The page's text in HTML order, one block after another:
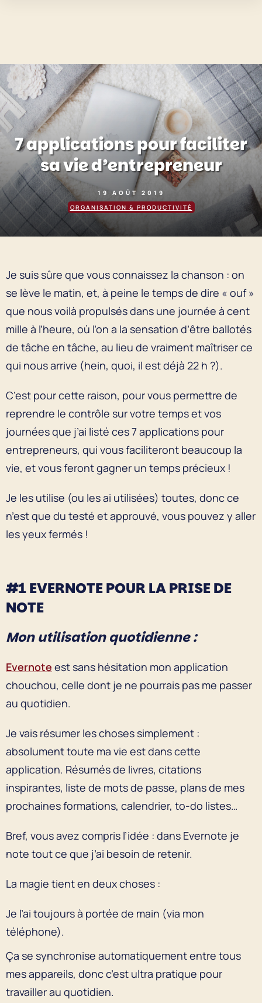
7 applications pour faciliter
sa vie d’entrepreneur
19 AOÛT 2019
ORGANISATION & PRODUCTIVITÉ
Je suis sûre que vous connaissez la chanson : on
se lève le matin, et, à peine le temps de dire « ouf »
que nous voilà propulsés dans une journée à cent
mille à l’heure, où l’on a la sensation d’être ballotés
de tâche en tâche, au lieu de vraiment maîtriser ce
qui nous arrive (hein, quoi, il est déjà 22 h ?).
C’est pour cette raison, pour vous permettre de
reprendre le contrôle sur votre temps et vos
journées que j’ai listé ces 7 applications pour
entrepreneurs, qui vous faciliteront beaucoup la
vie, et vous feront gagner un temps précieux !
Je les utilise (ou les ai utilisées) toutes, donc ce
n’est que du testé et approuvé, vous pouvez y aller
les yeux fermés !
#1 EVERNOTE POUR LA PRISE DE
NOTE
Mon utilisation quotidienne :
Evernote est sans hésitation mon application
chouchou, celle dont je ne pourrais pas me passer
au quotidien.
Je vais résumer les choses simplement :
absolument toute ma vie est dans cette
application. Résumés de livres, citations
inspirantes, liste de mots de passe, plans de mes
prochaines formations, calendrier, to-do listes…
Bref, vous avez compris l’idée : dans Evernote je
note tout ce que j’ai besoin de retenir.
La magie tient en deux choses :
Je l’ai toujours à portée de main (via mon
téléphone).
Ça se synchronise automatiquement entre tous
mes appareils, donc c’est ultra pratique pour
travailler au quotidien.